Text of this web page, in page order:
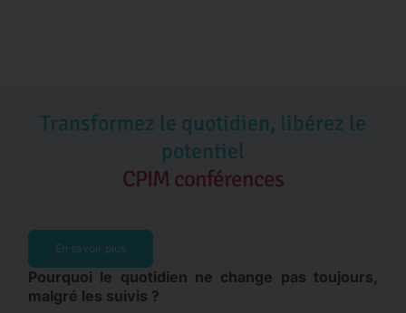
Transformez le quotidien, libérez le
potentiel
CPIM conférences
En savoir plus
Pourquoi le quotidien ne change pas toujours,
malgré les suivis ?